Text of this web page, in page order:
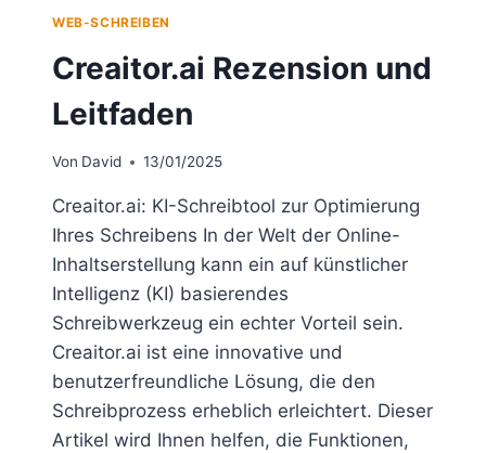
WEB-SCHREIBEN
Creaitor.ai Rezension und
Leitfaden
Von David 13/01/2025
Creaitor.ai: KI-Schreibtool zur Optimierung
Ihres Schreibens In der Welt der Online-
Inhaltserstellung kann ein auf künstlicher
Intelligenz (KI) basierendes
Schreibwerkzeug ein echter Vorteil sein.
Creaitor.ai ist eine innovative und
benutzerfreundliche Lösung, die den
Schreibprozess erheblich erleichtert. Dieser
Artikel wird Ihnen helfen, die Funktionen,